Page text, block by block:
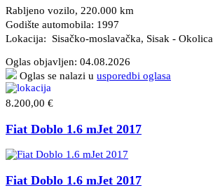
Rabljeno vozilo, 220.000 km
Godište automobila: 1997
Lokacija: Sisačko-moslavačka, Sisak - Okolica
Oglas objavljen: 04.08.2026
Oglas se nalazi u usporedbi oglasa
8.200,00 €
Fiat Doblo 1.6 mJet 2017
Fiat Doblo 1.6 mJet 2017